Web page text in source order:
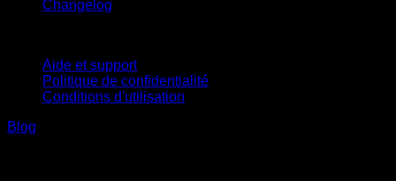
Changelog
Aide et support
Politique de confidentialité
Conditions d'utilisation
Blog